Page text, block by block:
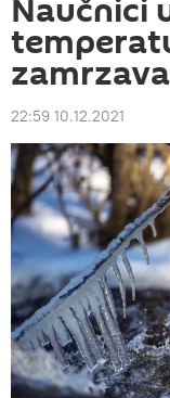
Naučnici
22:59 10.12.2021